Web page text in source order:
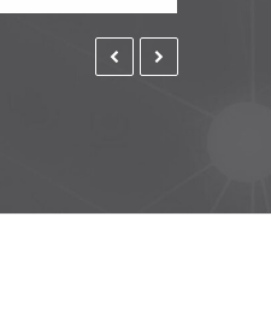
previousnext